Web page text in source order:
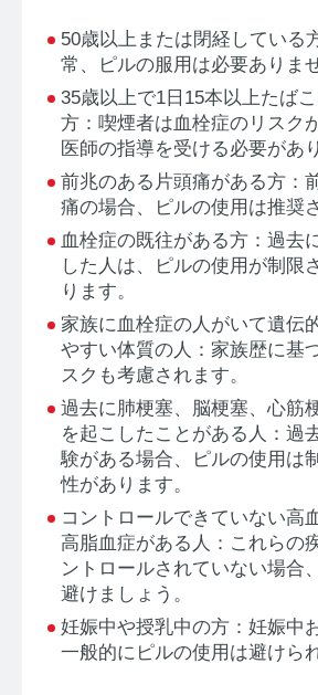
50歳以上または閉経している
常、ピルの服用は必要ありま
35歳以上で1日15本以上たば
方：喫煙者は血栓症のリスク
医師の指導を受ける必要があ
前兆のある片頭痛がある方：
痛の場合、ピルの使用は推奨
血栓症の既往がある方：過去
した人は、ピルの使用が制限
ります。
家族に血栓症の人がいて遺伝
やすい体質の人：家族歴に基
スクも考慮されます。
過去に肺梗塞、脳梗塞、心筋
を起こしたことがある人：過
験がある場合、ピルの使用は
性があります。
コントロールできていない高
高脂血症がある人：これらの
ントロールされていない場合
避けましょう。
妊娠中や授乳中の方：妊娠中
一般的にピルの使用は避けら